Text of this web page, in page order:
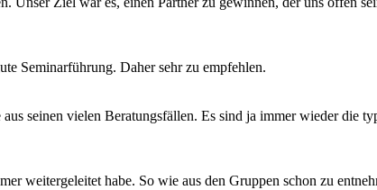
Seminarführung. Daher sehr zu empfehlen.
seinen vielen Beratungsfällen. Es sind ja immer wieder die
weitergeleitet habe. So wie aus den Gruppen schon zu